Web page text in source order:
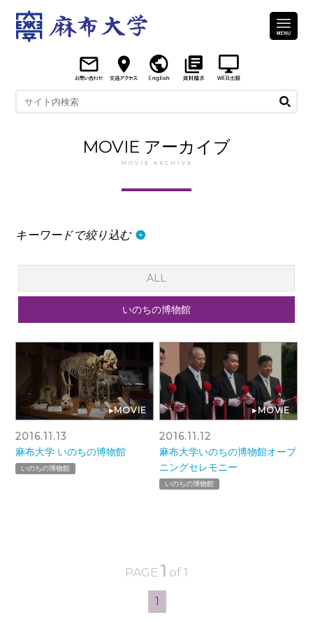
MOVIE アーカイブ
MOVIE ARCHIVE
キーワードで絞り込む
ALL
いのちの博物館
▸MOVIE
2016.11.13
麻布大学 いのちの博物館
いのちの博物館
▸MOVIE
2016.11.12
麻布大学いのちの博物館オープ
ニングセレモニー
いのちの博物館
PAGE 1 of 1
1